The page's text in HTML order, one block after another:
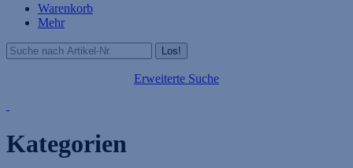
Warenkorb
Mehr
Erweiterte Suche
Kategorien